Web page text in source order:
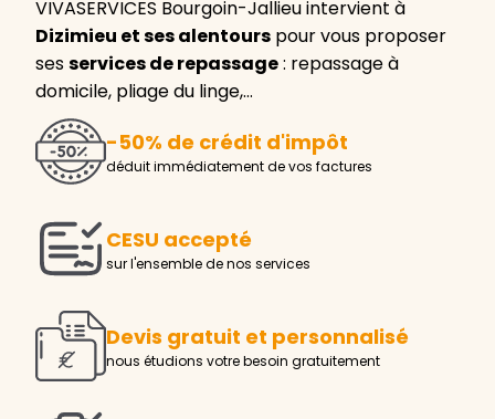
VIVASERVICES Bourgoin-Jallieu intervient à
Dizimieu et ses alentours pour vous proposer
sesservices de repassage: repassage à
domicile, pliage du linge,…
-50% de crédit d'impôt
déduit immédiatement de vos factures
CESU accepté
sur l'ensemble de nos services
Devis gratuit et personnalisé
nous étudions votre besoin gratuitement